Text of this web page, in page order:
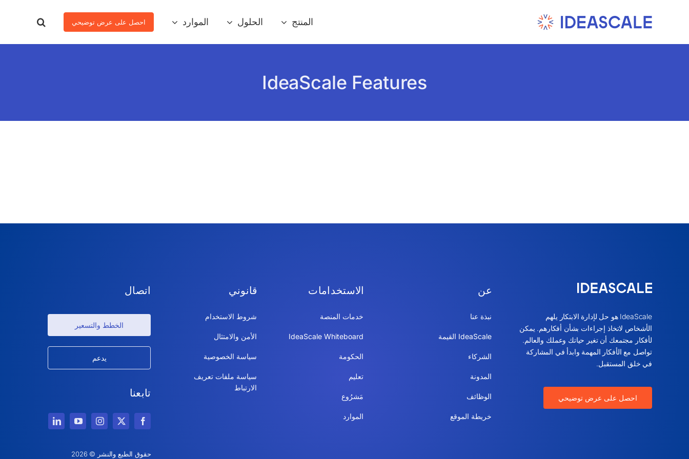
المنتج الحلول الموارد احصل على عرض توضيحي
IdeaScale Features
IdeaScale هو حل لإدارة الابتكار يلهم
الأشخاص لاتخاذ إجراءات بشأن أفكارهم. يمكن
لأفكار مجتمعك أن تغير حياتك وعملك والعالم.
تواصل مع الأفكار المهمة وابدأ في المشاركة
في خلق المستقبل.
احصل على عرض توضيحي
عن
نبذة عنا
IdeaScale القيمة
الشركاء
المدونة
الوظائف
خريطة الموقع
الاستخدامات
خدمات المنصة
IdeaScale Whiteboard
الحكومة
تعليم
مَشرُوع
الموارد
قانوني
شروط الاستخدام
الأمن والامتثال
سياسة الخصوصية
سياسة ملفات تعريف
الارتباط
اتصال
الخطط والتسعير
يدعم
تابعنا
حقوق الطبع والنشر © 2026